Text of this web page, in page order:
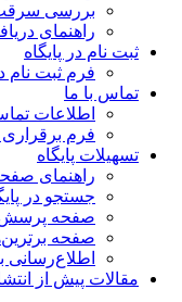
بررسی سرقت
راهنمای
ثبت نام در پایگاه
فرم ثبت نام در
تماس با ما
اطلاعات تماس
فرم برقراری
تسهیلات پایگاه
راهنمای
جستجو در
صفحه
صفحه
اطلاع‌رسانی
مقالات پیش از انتشار